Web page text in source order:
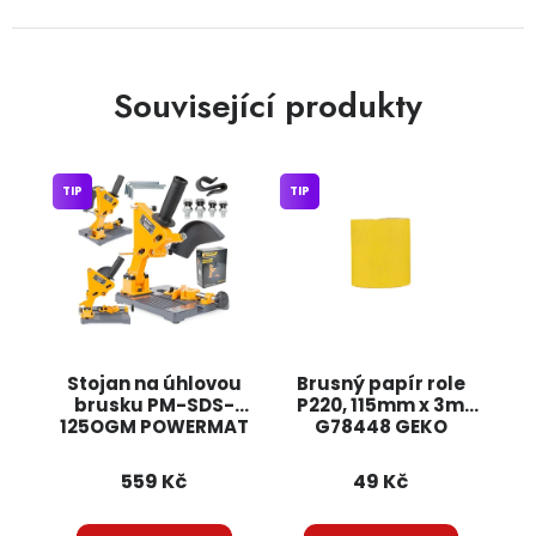
Související produkty
Stojan na úhlovou
brusku PM-SDS-
125OGM POWERMAT
TIP
559 Kč
Brusný papír role
P220, 115mm x 3m
G78448 GEKO
TIP
49 Kč